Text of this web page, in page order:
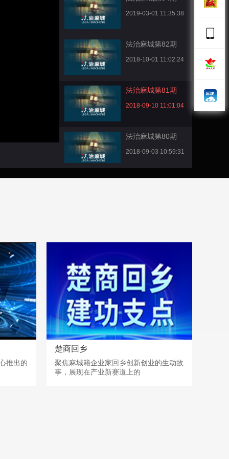
2019-03-01 11:35:38
法治麻城第82期
2018-10-01 11:02:24
法治麻城第81期
2018-09-10 11:01:04
法治麻城第80期
2018-09-03 10:59:31
推出的
楚商回乡
聚焦麻城籍企业家回乡创新创业的生动故
事，展现在产业新赛道上的